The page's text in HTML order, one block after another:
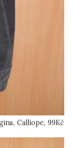
Calliope, 99Kč